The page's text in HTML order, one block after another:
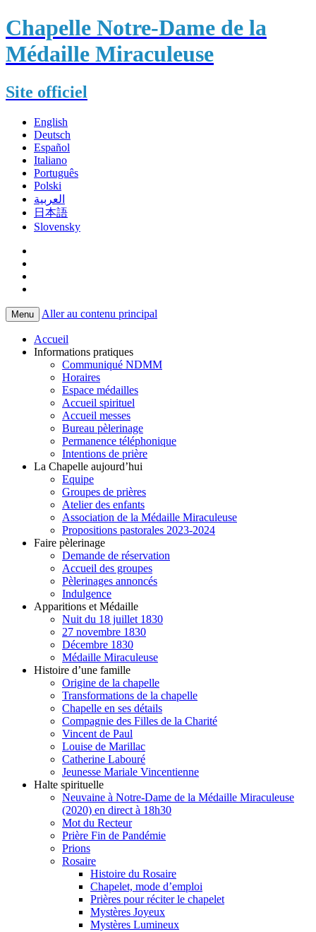
Chapelle Notre-Dame de la
Médaille Miraculeuse
Site officiel
English
Deutsch
Español
Italiano
Português
Polski
العربية
日本語
Slovensky
Menu Aller au contenu principal
Accueil
Informations pratiques
Communiqué NDMM
Horaires
Espace médailles
Accueil spirituel
Accueil messes
Bureau pèlerinage
Permanence téléphonique
Intentions de prière
La Chapelle aujourd’hui
Equipe
Groupes de prières
Atelier des enfants
Association de la Médaille Miraculeuse
Propositions pastorales 2023-2024
Faire pèlerinage
Demande de réservation
Accueil des groupes
Pèlerinages annoncés
Indulgence
Apparitions et Médaille
Nuit du 18 juillet 1830
27 novembre 1830
Décembre 1830
Médaille Miraculeuse
Histoire d’une famille
Origine de la chapelle
Transformations de la chapelle
Chapelle en ses détails
Compagnie des Filles de la Charité
Vincent de Paul
Louise de Marillac
Catherine Labouré
Jeunesse Mariale Vincentienne
Halte spirituelle
Neuvaine à Notre-Dame de la Médaille Miraculeuse
(2020) en direct à 18h30
Mot du Recteur
Prière Fin de Pandémie
Prions
Rosaire
Histoire du Rosaire
Chapelet, mode d’emploi
Prières pour réciter le chapelet
Mystères Joyeux
Mystères Lumineux